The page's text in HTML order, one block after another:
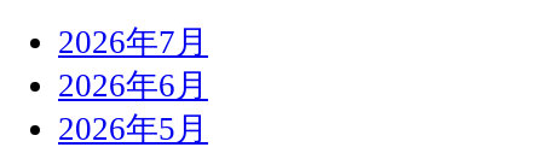
2026年7月
2026年6月
2026年5月